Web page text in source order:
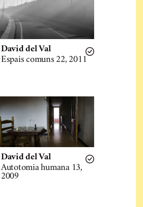
David del Val
Espais comuns 22, 2011
David del Val
Autotomia humana 13,
2009